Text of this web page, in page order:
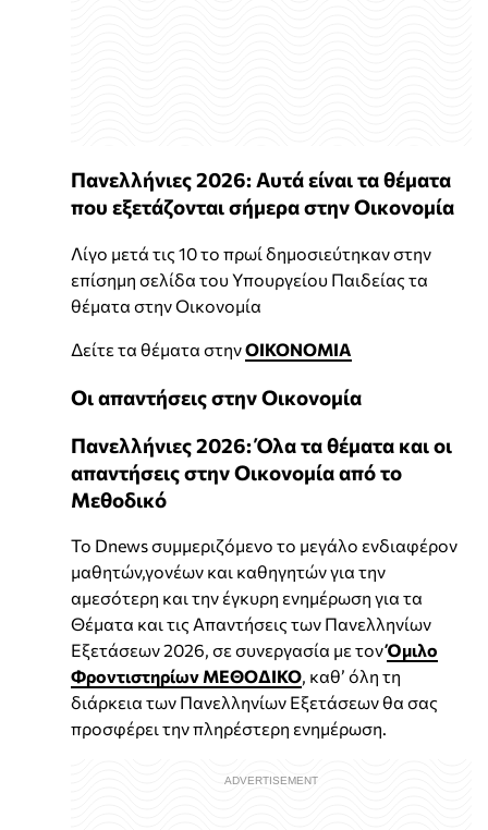
Πανελλήνιες 2026: Αυτά είναι τα θέματα
που εξετάζονται σήμερα στην Οικονομία
Λίγο μετά τις 10 το πρωί δημοσιεύτηκαν στην
επίσημη σελίδα του Υπουργείου Παιδείας τα
θέματα στην Οικονομία
Δείτε τα θέματα στηνΟΙΚΟΝΟΜΙΑ
Οι απαντήσεις στην Οικονομία
Πανελλήνιες 2026: Όλα τα θέματα και οι
απαντήσεις στην Οικονομία από το
Μεθοδικό
Το Dnews συμμεριζόμενο το μεγάλο ενδιαφέρον
μαθητών,γονέων και καθηγητών για την
αμεσότερη και την έγκυρη ενημέρωση για τα
Θέματα και τις Απαντήσεις των Πανελληνίων
Εξετάσεων 2026, σε συνεργασία με τονΌμιλο
Φροντιστηρίων ΜΕΘΟΔΙΚΟ, καθ’ όλη τη
διάρκεια των Πανελληνίων Εξετάσεων θα σας
προσφέρει την πληρέστερη ενημέρωση.